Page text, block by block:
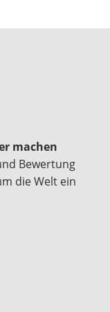
machen
Bewertung
die Welt ein